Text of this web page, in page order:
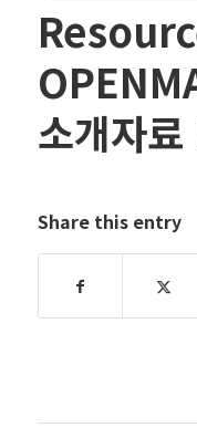
소개자
Share this entry